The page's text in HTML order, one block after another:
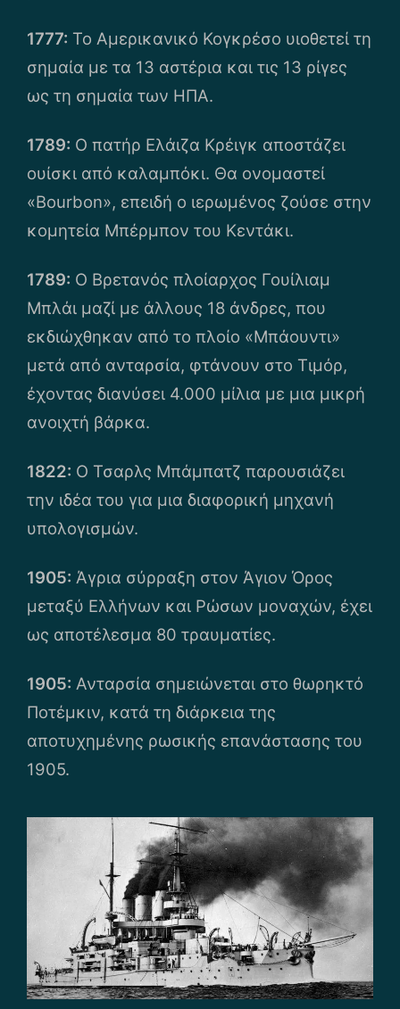
1777: Το Αμερικανικό Κογκρέσο υιοθετεί τη
σημαία με τα 13 αστέρια και τις 13 ρίγες
ως τη σημαία των ΗΠΑ.
1789: Ο πατήρ Ελάιζα Κρέιγκ αποστάζει
ουίσκι από καλαμπόκι. Θα ονομαστεί
«Bourbon», επειδή ο ιερωμένος ζούσε στην
κομητεία Μπέρμπον του Κεντάκι.
1789: Ο Βρετανός πλοίαρχος Γουίλιαμ
Μπλάι μαζί με άλλους 18 άνδρες, που
εκδιώχθηκαν από το πλοίο «Μπάουντι»
μετά από ανταρσία, φτάνουν στο Τιμόρ,
έχοντας διανύσει 4.000 μίλια με μια μικρή
ανοιχτή βάρκα.
1822: Ο Τσαρλς Μπάμπατζ παρουσιάζει
την ιδέα του για μια διαφορική μηχανή
υπολογισμών.
1905: Άγρια σύρραξη στον Άγιον Όρος
μεταξύ Ελλήνων και Ρώσων μοναχών, έχει
ως αποτέλεσμα 80 τραυματίες.
1905: Ανταρσία σημειώνεται στο θωρηκτό
Ποτέμκιν, κατά τη διάρκεια της
αποτυχημένης ρωσικής επανάστασης του
1905.